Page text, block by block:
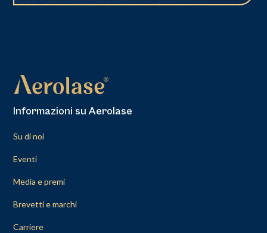
Informazioni su Aerolase
Su di noi
Eventi
Media e premi
Brevetti e marchi
Carriere